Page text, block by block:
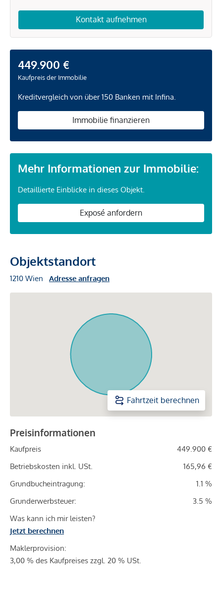
Kontakt aufnehmen
449.900 €
Kaufpreis der Immobilie
Kreditvergleich von über 150 Banken mit Infina.
Immobilie finanzieren
Mehr Informationen zur Immobilie:
Detaillierte Einblicke in dieses Objekt.
Exposé anfordern
Objektstandort
1210 Wien Adresse anfragen
Fahrtzeit berechnen
Preisinformationen
Kaufpreis
449.900 €
Betriebskosten inkl. USt.
165,96 €
Grundbucheintragung:
1.1 %
Grunderwerbsteuer:
3.5 %
Was kann ich mir leisten?
Jetzt berechnen
Maklerprovision:
3,00 % des Kaufpreises zzgl. 20 % USt.